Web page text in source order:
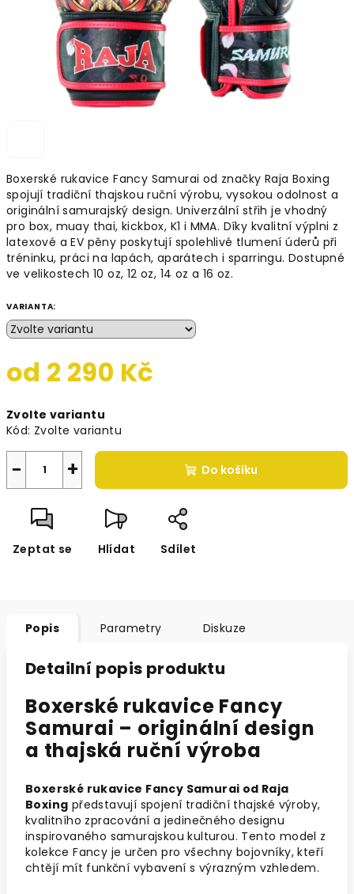
Boxerské rukavice Fancy Samurai od značky Raja Boxing
spojují tradiční thajskou ruční výrobu, vysokou odolnost a
originální samurajský design. Univerzální střih je vhodný
pro box, muay thai, kickbox, K1 i MMA. Díky kvalitní výplni z
latexové a EV pěny poskytují spolehlivé tlumení úderů při
tréninku, práci na lapách, aparátech i sparringu. Dostupné
ve velikostech 10 oz, 12 oz, 14 oz a 16 oz.
VARIANTA:
od 2 290 Kč
cena:
Zvolte variantu
Kód: Zvolte variantu
+
− Do košíku
Zeptat se Hlídat Sdílet
Popis Parametry Diskuze
Detailní popis produktu
Boxerské rukavice Fancy
Samurai – originální design
a thajská ruční výroba
Boxerské rukavice Fancy Samurai od Raja
Boxing představují spojení tradiční thajské výroby,
kvalitního zpracování a jedinečného designu
inspirovaného samurajskou kulturou. Tento model z
kolekce Fancy je určen pro všechny bojovníky, kteří
chtějí mít funkční vybavení s výrazným vzhledem.